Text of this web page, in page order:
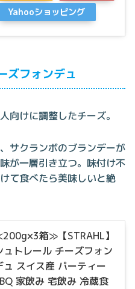
Yahooショッピング
フォンデュ
向けに調整したチーズ。
サクランボのブランデーが
が一層引き立つ。味付け不
て食べたら美味しいと絶
箱≫【STRAHL】
ュトレール チーズフォン
ュ スイス産 パーティー
家飲み 宅飲み 冷蔵食